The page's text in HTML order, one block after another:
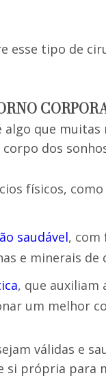
esse tipo de
que
dos
físicos,
saudável, com
e minerais de
, que auxiliam
um melhor
válidas e
si própria para